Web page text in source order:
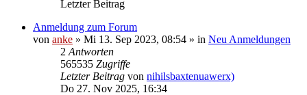
Letzter Beitrag
Anmeldung zum Forum
von anke » Mi 13. Sep 2023, 08:54 » in Neu Anmeldungen
2 Antworten
565535 Zugriffe
Letzter Beitrag von nihilsbaxtenuawerx)
Do 27. Nov 2025, 16:34